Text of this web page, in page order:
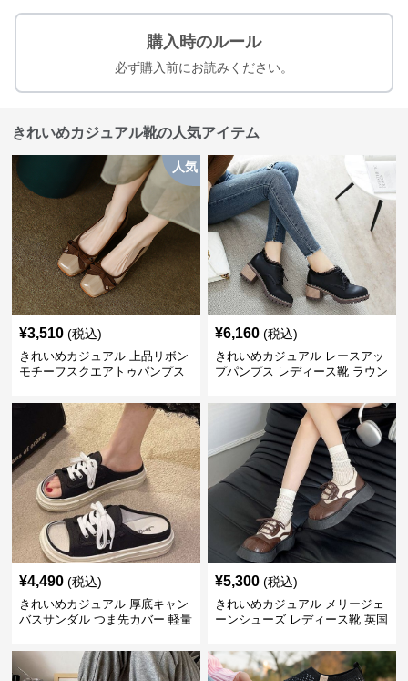
購入時のルール
必ず購入前にお読みください。
きれいめカジュアル靴の人気アイテム
人気
¥3,510 (税込)
きれいめカジュアル 上品リボン
モチーフスクエアトゥパンプス
¥6,160 (税込)
きれいめカジュアル レースアッ
プパンプス レディース靴 ラウン
上品 カジュアルシューズ
¥4,490 (税込)
きれいめカジュアル 厚底キャン
バスサンダル つま先カバー 軽量
アルシューズ
¥5,300 (税込)
きれいめカジュアル メリージェ
ーンシューズ レディース靴 英国
ラシカル フラットパンプス